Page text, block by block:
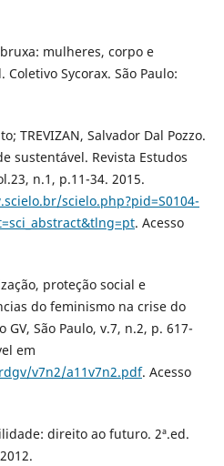
bruxa: mulheres, corpo e
Sycorax. São Paulo:
TREVIZAN, Salvador Dal Pozzo.
sustentável. Revista Estudos
n.1, p.11-34. 2015.
scielo.php?pid=S0104-
. Acesso
proteção social e
do feminismo na crise do
São Paulo, v.7, n.2, p. 617-
em
v7n2/a11v7n2.pdf. Acesso
direito ao futuro. 2ª.ed.